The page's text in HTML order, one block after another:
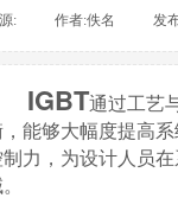
: 作者:佚名 发
IGBT通过工艺
，能够大幅度提高
制力，为设计人员